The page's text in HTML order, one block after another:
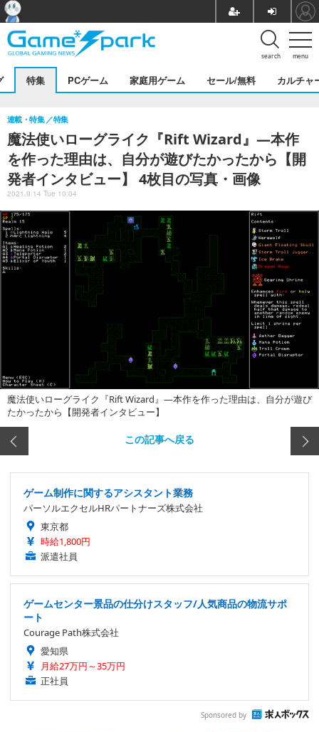
menu
search
特集 PCゲーム 家庭用ゲーム セール/無料 カルチャ
魔法使いローグライク『Rift Wizard』―本作
を作った理由は、自分が遊びたかったから【開
発者インタビュー】 4枚目の写真・画像
連載・特集 特集
2021.9.14 Tue 10:04
魔法使いローグライク『Rift Wizard』―本作を作った理由は、自分が遊び
たかったから【開発者インタビュー】
この記事へ戻る
ゲーム制作に関するアシスタント業務
パーソルエクセルHRパートナーズ株式会社
東京都
時給1,800円
派遣社員
ゲームセンター景品の仕分けスタッフ/人気商品の物流サポ
ート
Courage Path株式会社
愛知県
月給27万円～35万円
正社員
Sponsored by